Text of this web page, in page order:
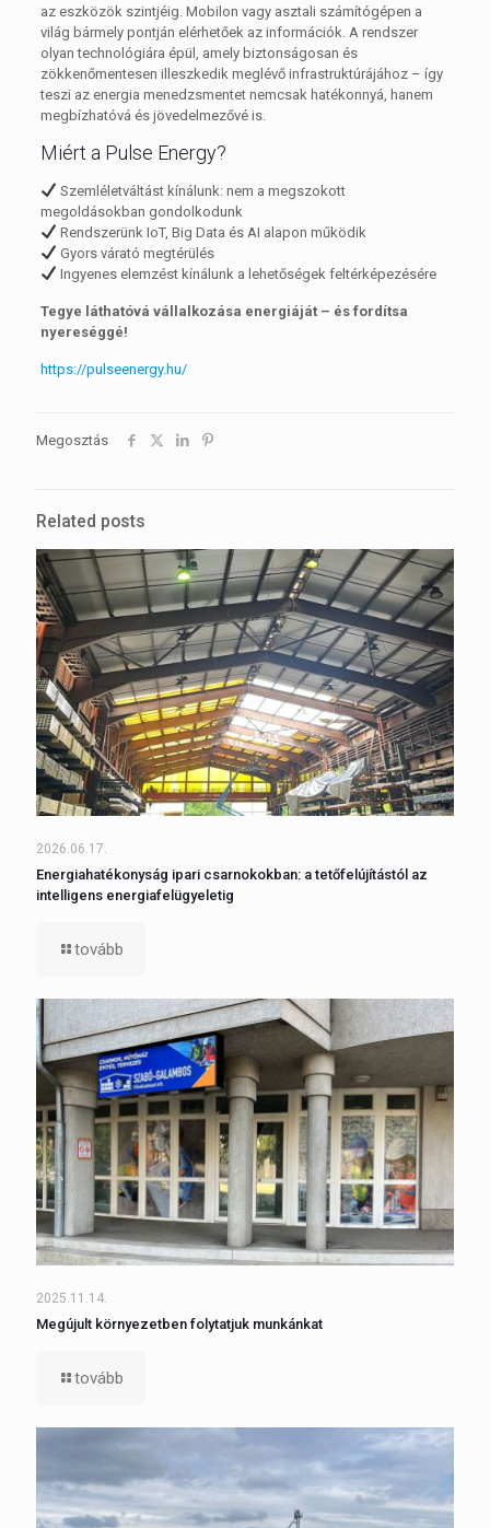
az eszközök szintjéig. Mobilon vagy asztali számítógépen a
világ bármely pontján elérhetőek az információk. A rendszer
olyan technológiára épül, amely biztonságosan és
zökkenőmentesen illeszkedik meglévő infrastruktúrájához – így
teszi az energia menedzsmentet nemcsak hatékonnyá, hanem
megbízhatóvá és jövedelmezővé is.
Miért a Pulse Energy?
Szemléletváltást kínálunk: nem a megszokott
megoldásokban gondolkodunk
Rendszerünk IoT, Big Data és AI alapon működik
Gyors várató megtérülés
Ingyenes elemzést kínálunk a lehetőségek feltérképezésére
Tegye láthatóvá vállalkozása energiáját – és fordítsa
nyereséggé!
https://pulseenergy.hu/
Megosztás
Related posts
2026.06.17.
Energiahatékonyság ipari csarnokokban: a tetőfelújítástól az
intelligens energiafelügyeletig
tovább
2025.11.14.
Megújult környezetben folytatjuk munkánkat
tovább